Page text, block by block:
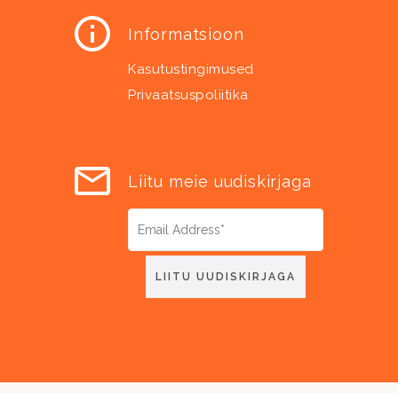
Informatsioon
Kasutustingimused
Privaatsuspoliitika
Liitu meie uudiskirjaga